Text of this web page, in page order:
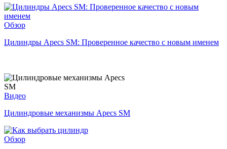
Обзор
Цилиндры Apecs SM: Проверенное качество с новым именем
Видео
Цилиндровые механизмы Apecs SM
Обзор